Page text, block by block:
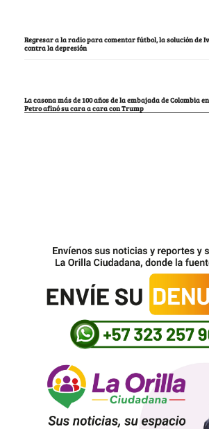
Regresar a la radio para comentar fútbol, la solución de
contra la depresión
La casona más de 100 años de la embajada de Colombia
Petro afinó su cara a cara con Trump